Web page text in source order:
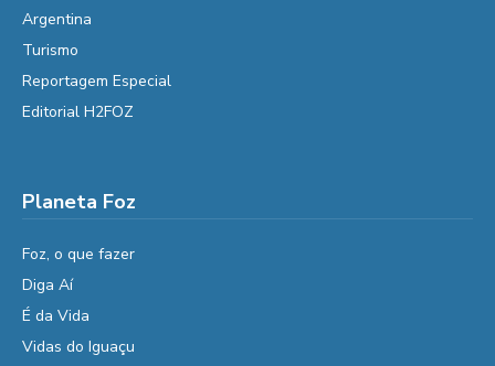
Argentina
Turismo
Reportagem Especial
Editorial H2FOZ
Planeta Foz
Foz, o que fazer
Diga Aí
É da Vida
Vidas do Iguaçu